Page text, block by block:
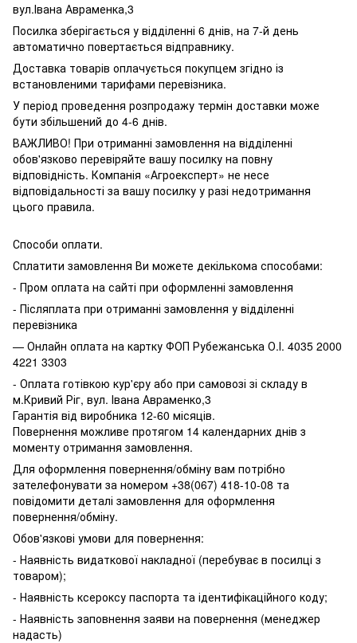
вул.Івана Авраменка,3
Посилка зберігається у відділенні 6 днів, на 7-й день
автоматично повертається відправнику.
Доставка товарів оплачується покупцем згідно із
встановленими тарифами перевізника.
У період проведення розпродажу термін доставки може
бути збільшений до 4-6 днів.
ВАЖЛИВО! При отриманні замовлення на відділенні
обов'язково перевіряйте вашу посилку на повну
відповідність. Компанія «Агроексперт» не несе
відповідальності за вашу посилку у разі недотримання
цього правила.
Способи оплати.
Сплатити замовлення Ви можете декількома способами:
- Пром оплата на сайті при оформленні замовлення
- Післяплата при отриманні замовлення у відділенні
перевізника
— Онлайн оплата на картку ФОП Рубежанська О.І. 4035 2000
4221 3303
- Оплата готівкою кур'єру або при самовозі зі складу в
м.Кривий Ріг, вул. Івана Авраменко,3
Гарантія від виробника 12-60 місяців.
Повернення можливе протягом 14 календарних днів з
моменту отримання замовлення.
Для оформлення повернення/обміну вам потрібно
зателефонувати за номером +38(067) 418-10-08 та
повідомити деталі замовлення для оформлення
повернення/обміну.
Обов'язкові умови для повернення:
- Наявність видаткової накладної (перебуває в посилці з
товаром);
- Наявність ксероксу паспорта та ідентифікаційного коду;
- Наявність заповнення заяви на повернення (менеджер
надасть)